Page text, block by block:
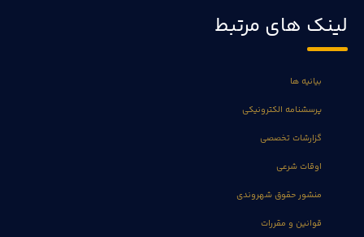
لینک های مرتبط
بیانیه ها
پرسشنامه الکترونیکی
گزارشات تخصصی
اوقات شرعی
منشور حقوق شهروندی
قوانین و مقررات